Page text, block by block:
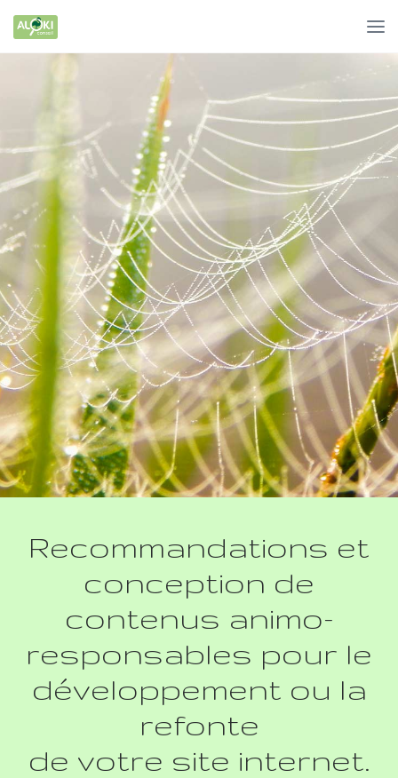
Recommandations et
conception de
contenus animo-
responsables pour le
développement ou la
refonte
de votre site internet.